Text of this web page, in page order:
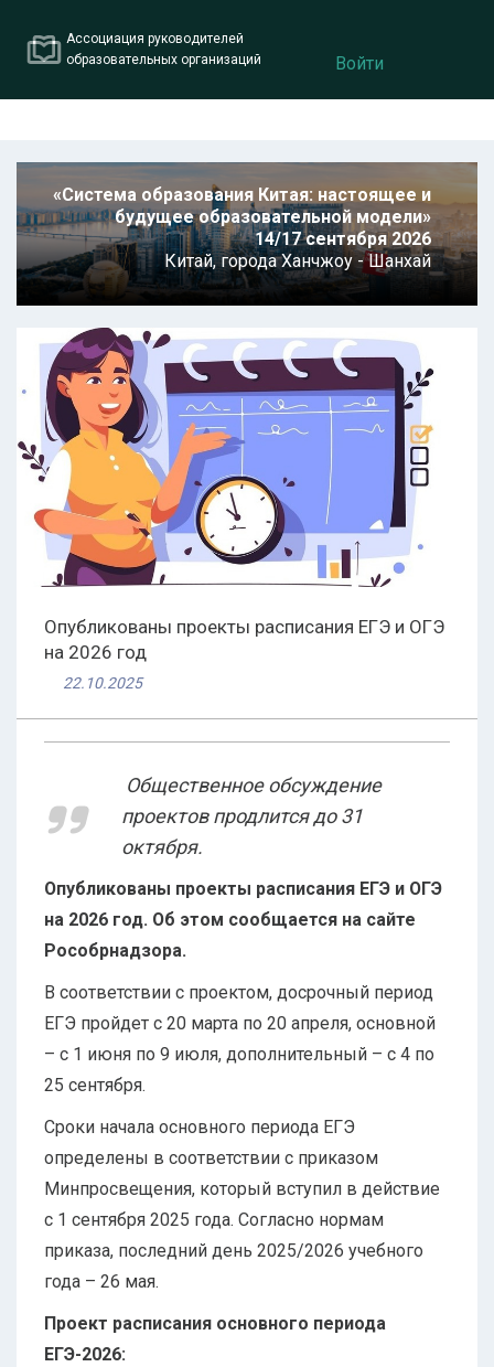
Ассоциация руководителей
образовательных организаций
Войти
«Система образования Китая: настоящее и
будущее образовательной модели»
14/17 сентября 2026
Китай,города Ханчжоу - Шанхай
Опубликованы проекты расписания ЕГЭ и ОГЭ
на 2026 год
22.10.2025
Общественное обсуждение
проектов продлится до 31
октября.
Опубликованы проекты расписания ЕГЭ и ОГЭ
на 2026 год. Об этом сообщается на сайте
Рособрнадзора.
В соответствии с проектом, досрочный период
ЕГЭ пройдет с 20 марта по 20 апреля, основной
– с 1 июня по 9 июля, дополнительный – с 4 по
25 сентября.
Сроки начала основного периода ЕГЭ
определены в соответствии с приказом
Минпросвещения, который вступил в действие
с 1 сентября 2025 года. Согласно нормам
приказа, последний день 2025/2026 учебного
года – 26 мая.
Проект расписания основного периода
ЕГЭ-2026: